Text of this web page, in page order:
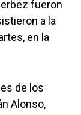
fueron
a la
en la
de los
Alonso,